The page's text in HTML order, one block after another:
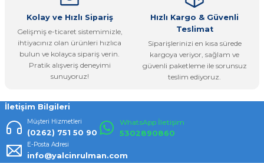
Gönder
Kolay ve Hızlı Sipariş
Gelişmiş e-ticaret sistemimizle,
ihtiyacınız olan ürünleri hızlıca
bulun ve kolayca sipariş verin.
Pratik alışveriş deneyimi
sunuyoruz!
Hızlı Kargo & Güvenli
Teslimat
Siparişlerinizi en kısa sürede
kargoya veriyor, sağlam ve
güvenli paketleme ile sorunsuz
teslim ediyoruz.
İletişim Bilgileri
Müşteri Hizmetleri
(0262) 751 50 90
WhatsApp İletişim
5302890860
E-Posta Adresi
info@yalcinrulman.com